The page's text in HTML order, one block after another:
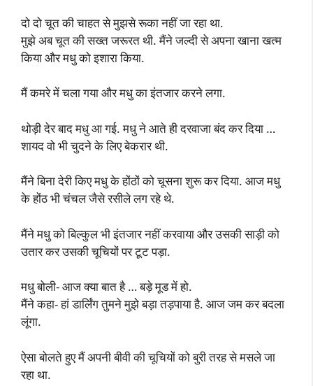
दो दो चूत की चाहत से मुझसे रूका नहीं जा रहा था.
मुझे अब चूत की सख्त जरूरत थी. मैंने जल्दी से अपना खाना खत्म
किया और मधु को इशारा किया.
मैं कमरे में चला गया और मधु का इंतजार करने लगा.
थोड़ी देर बाद मधु आ गई. मधु ने आते ही दरवाजा बंद कर दिया …
शायद वो भी चुदने के लिए बेकरार थी.
मैंने बिना देरी किए मधु के होंठों को चूसना शुरू कर दिया. आज मधु
के होंठ भी चंचल जैसे रसीले लग रहे थे.
मैंने मधु को बिल्कुल भी इंतजार नहीं करवाया और उसकी साड़ी को
उतार कर उसकी चूचियों पर टूट पड़ा.
मधु बोली- आज क्या बात है … बड़े मूड में हो.
मैंने कहा- हां डार्लिंग तुमने मुझे बड़ा तड़पाया है. आज जम कर बदला
लूंगा.
ऐसा बोलते हुए मैं अपनी बीवी की चूचियों को बुरी तरह से मसले जा
रहा था.